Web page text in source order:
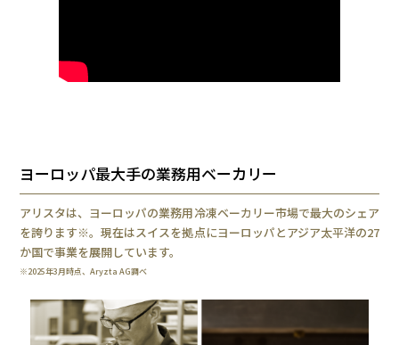
ヨーロッパ最大手の業務用ベーカリー
アリスタは、ヨーロッパの業務用冷凍ベーカリー市場で最大のシェア
を誇ります※。現在はスイスを拠点にヨーロッパとアジア太平洋の27
か国で事業を展開しています。
※2025年3月時点、Aryzta AG調べ